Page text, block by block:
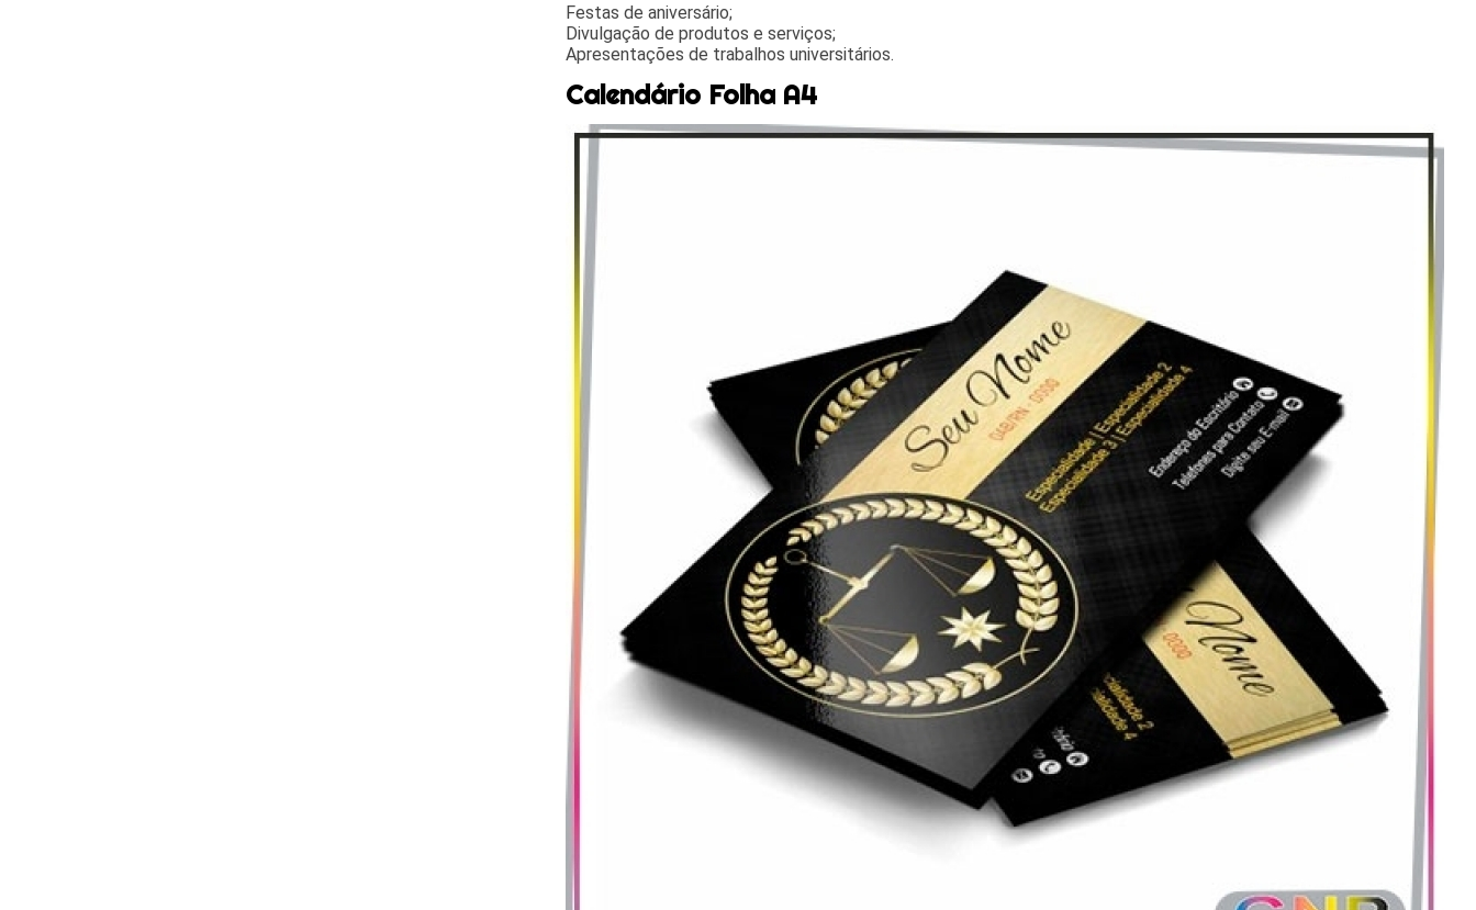
Festas de aniversário;
Divulgação de produtos e serviços;
Apresentações de trabalhos universitários.
Calendário Folha A4